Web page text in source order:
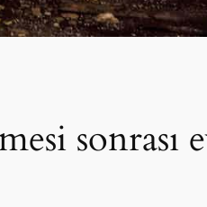
sonrası